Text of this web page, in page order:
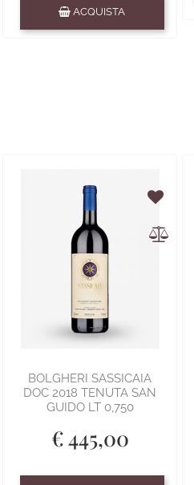
ACQUISTA
BOLGHERI SASSICAIA
DOC 2018 TENUTA SAN
GUIDO LT 0,750
€ 445,00